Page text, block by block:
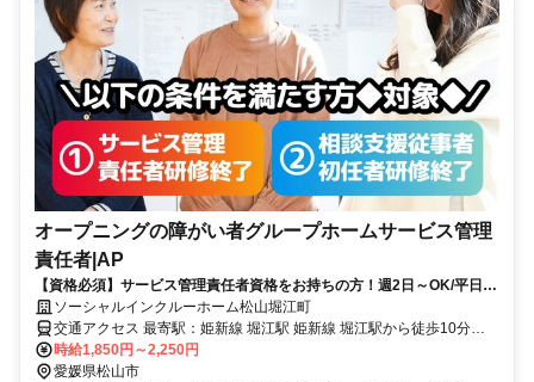
オープニングの障がい者グループホームサービス管理
責任者|AP
【資格必須】サービス管理責任者資格をお持ちの方！週2日～OK/平日の
みOK/残業ほぼなし！家庭や私生活と無理なく両立◎
ソーシャルインクルーホーム松山堀江町
交通アクセス 最寄駅：姫新線 堀江駅 姫新線 堀江駅から徒歩10分
「堀江病院様」裏手
時給1,850円～2,250円
愛媛県松山市